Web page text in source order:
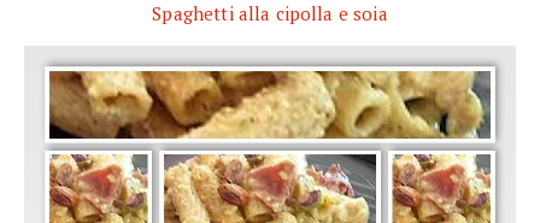
Spaghetti alla cipolla e soia